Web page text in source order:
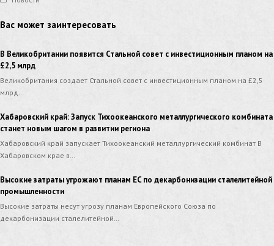
Вас может заинтересовать
В Великобритании появится Стальной совет с инвестиционным планом на
£2,5 млрд
Великобритания создает Стальной совет с инвестиционным планом на £2,5
млрд…
Хабаровский край: Запуск Тихоокеанского металлургического комбината
станет новым шагом в развитии региона
Хабаровский край запускает Тихоокеанский металлургический комбинат В
Хабаровском крае в…
Высокие затраты угрожают планам EC по декарбонизации сталелитейной
промышленности
Высокие затраты несут угрозу планам Eвропейского Cоюза по
декарбонизации сталелитейной…